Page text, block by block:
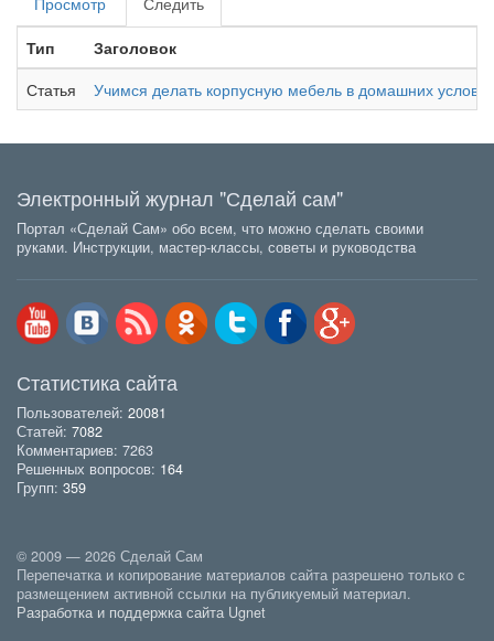
вкладки
вкладка)
Тип
Заголовок
Статья
Учимся делать корпусную мебель в домашних
Электронный журнал "Сделай сам"
Портал «Сделай Сам» обо всем, что можно сделать своими
руками. Инструкции, мастер-классы, советы и руководства
Статистика сайта
Пользователей: 20081
Статей: 7082
Комментариев: 7263
Решенных вопросов: 164
Групп: 359
© 2009 — 2026 Сделай Сам
Перепечатка и копирование материалов сайта разрешено только с
размещением активной ссылки на публикуемый материал.
Разработка и поддержка сайта Ugnet